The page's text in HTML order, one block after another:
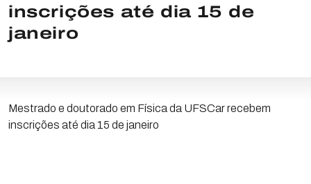
inscrições até dia 15 de
janeiro
Mestrado e doutorado em Física da UFSCar recebem
inscrições até dia 15 de janeiro